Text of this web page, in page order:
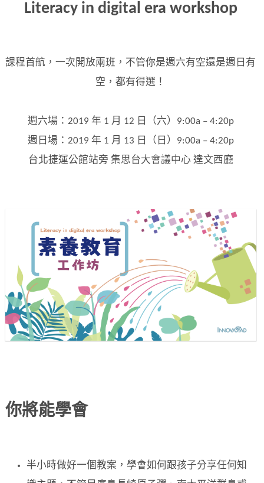
Literacy in digital era workshop
課程首航，一次開放兩班，不管你是週六有空還是週日有
空，都有得選！
週六場：2019 年 1 月 12 日（六）9:00a – 4:20p
週日場：2019 年 1 月 13 日（日）9:00a – 4:20p
台北捷運公館站旁 集思台大會議中心 達文西廳
你將能學會
半小時做好一個教案，學會如何跟孩子分享任何知